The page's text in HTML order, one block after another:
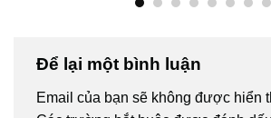
Để lại một bình luận
Email của bạn sẽ không được hiển